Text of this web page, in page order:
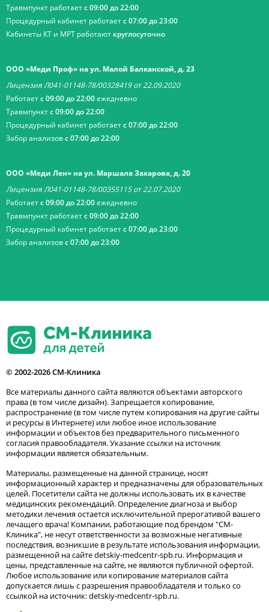
Травмпункт работаетс 09:00 до 22:00
Процедурный кабинет работаетс 07:00 до 23:00
Кабинеты КТ и МРТ работают круглосуточно
ООО «Меди Проф» на ул. Малой Балканской, д. 23
Лицензия Л041-01148-78/00328419 от 22.09.2020
Работаетс 09:00 до 22:00ежедневно
Травмпунктс 09:00 до 22:00
Процедурный кабинет работаетс 07:00 до 22:00
Забор анализовс 07:00 до 22:00
ООО «Меди Лен» на ул. Маршала Захарова, д. 20
Лицензия Л041-01148-78/00355115 от 22.07.2020
Работаетс 09:00 до 22:00ежедневно
Травмпункт работаетс 09:00 до 22:00
Процедурный кабинет работаетс 07:00 до 23:00
Забор анализовс 07:00 до 23:00
© 2002-2026 СМ-Клиника
Все материалы данного сайта являются объектами авторского
права (в том числе дизайн). Запрещается копирование,
распространение (в том числе путем копирования на другие сайты
и ресурсы в Интернете) или любое иное использование
информации и объектов без предварительного письменного
согласия правообладателя. Указание ссылки на источник
информации является обязательным.
Материалы, размещенные на данной странице, носят
информационный характер и предназначены для образовательных
целей. Посетители сайта не должны использовать их в качестве
медицинских рекомендаций. Определение диагноза и выбор
методики лечения остается исключительной прерогативой вашего
лечащего врача! Компании, работающие под брендом "СМ-
Клиника", не несут ответственности за возможные негативные
последствия, возникшие в результате использования информации,
размещенной на сайте detskiy-medcentr-spb.ru. Информация и
цены, представленные на сайте, не являются публичной офертой.
Любое использование или копирование материалов сайта
допускается лишь с разрешения правообладателя и только со
ссылкой на источник: detskiy-medcentr-spb.ru.